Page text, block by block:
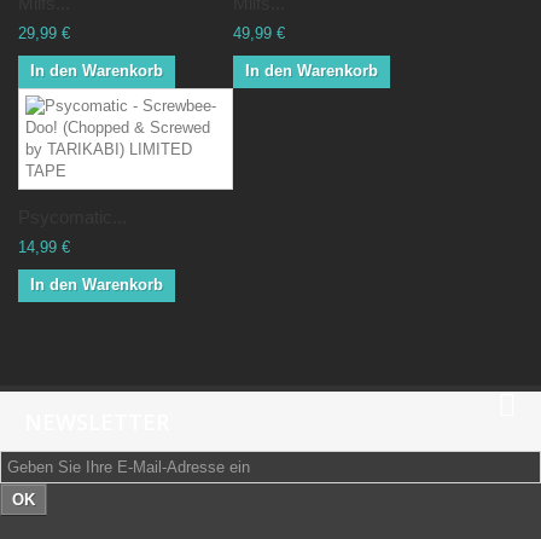
29,99 €
In den Warenkorb
49,99 €
In den Warenkorb
14,99 €
In den Warenkorb
OK